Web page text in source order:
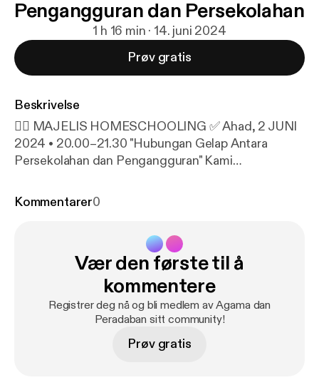
Pengangguran dan Persekolahan
1 h 16 min · 14. juni 2024
Prøv gratis
Beskrivelse
✍🏻 MAJELIS HOMESCHOOLING ✅ Ahad, 2 JUNI
2024 • 20.00–21.30 "Hubungan Gelap Antara
Persekolahan dan Pengangguran" Kami
acara kami.
https://keluargamuslim.org/majelis-ho
em55RDYtS1ZxVDV4ZkI1VF8xQXxBQ3Jtc0trWkl
OZ3BtaG45ZVpYVEU2S2NjeEI2UWxRMUxhLXdQ
OVQ0cHZ1dTR4TE11VHNJOVRHOGVjTXZaRnY1Z
lZjb0k1Z3pUUEJvQzhoM01hS1hsMlMtcW94TW1x
cEV0ZkcxREZYRkk2a2Z2eE94NnFmLWQxbw&q=
homeschooling%2F&v=Gpj1NiJtwK8
Kommentarer0
Vær den første til å
kommentere
Registrer deg nå og bli medlem av Agama dan
Peradaban sitt community!
Prøv gratis